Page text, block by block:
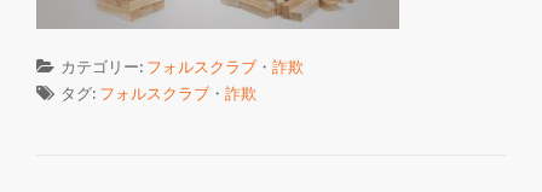
カテゴリー: フォルスクラブ ・ 詐欺
タグ: フォルスクラブ ・ 詐欺